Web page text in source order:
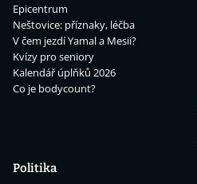
Epicentrum
Neštovice: příznaky, léčba
V čem jezdí Yamal a Mesii?
Kvízy pro seniory
Kalendář úplňků 2026
Co je bodycount?
Politika